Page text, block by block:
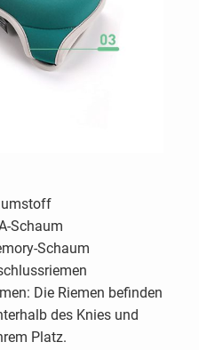
Schaum
Schaum
Die Riemen befinden
des Knies und
Platz.